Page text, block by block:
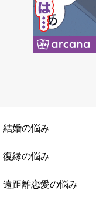
結婚の悩み
復縁の悩み
遠距離恋愛の悩み